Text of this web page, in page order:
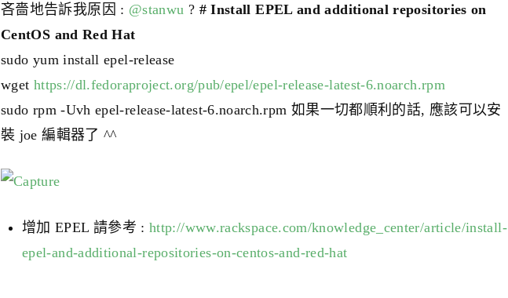
吝嗇地告訴我原因 : @stanwu ? # Install EPEL and additional repositories on
CentOS and Red Hat
sudo yum install epel-release
wget https://dl.fedoraproject.org/pub/epel/epel-release-latest-6.noarch.rpm
sudo rpm -Uvh epel-release-latest-6.noarch.rpm 如果一切都順利的話, 應該可以安
裝 joe 編輯器了 ^^
增加 EPEL 請參考 :http://www.rackspace.com/knowledge_center/article/install-
epel-and-additional-repositories-on-centos-and-red-hat